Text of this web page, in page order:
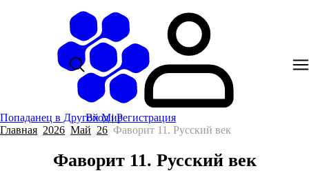
Попаданец в Другой Мир
Вход|Регистрация
Главная 2026 Май 26 Фаворит 11. Русский век
Фаворит 11. Русский век